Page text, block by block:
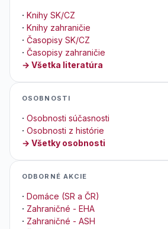
· Knihy SK/CZ
· Knihy zahraničie
· Časopisy SK/CZ
· Časopisy zahraničie
→ Všetka literatúra
OSOBNOSTI
· Osobnosti súčasnosti
· Osobnosti z histórie
→ Všetky osobnosti
ODBORNÉ AKCIE
· Domáce (SR a ČR)
· Zahraničné - EHA
· Zahraničné - ASH